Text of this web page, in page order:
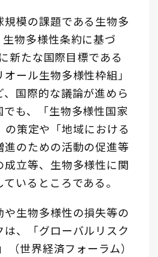
模の課題である生物多
物多様性条約に基づ
新たな国際目標である
オール生物多様性枠組」
国際的な議論が進めら
も、「生物多様性国家
策定や「地域における
のための活動の促進等
立等、生物多様性に関
いるところである。
生物多様性の損失等の
、「グローバルリスク
世界経済フォーラム）